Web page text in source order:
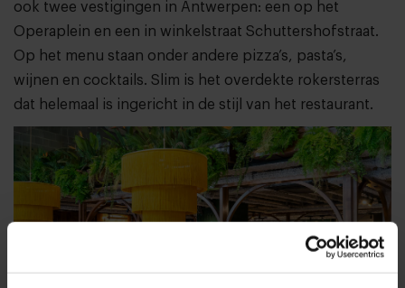
ook twee vestigingen in Antwerpen: een op het
Operaplein en een in winkelstraat Schuttershofstraat.
Op het menu staan onder andere pizza’s, pasta’s,
wijnen en cocktails. Slim is het overdekte rokersterras
dat helemaal is ingericht in de stijl van het restaurant.